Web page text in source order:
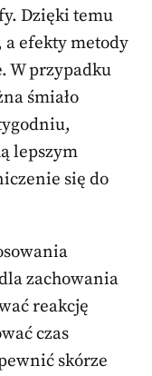
Dzięki temu
a efekty metody
W przypadku
śmiało
lepszym
się do
zachowania
reakcję
czas
skórze